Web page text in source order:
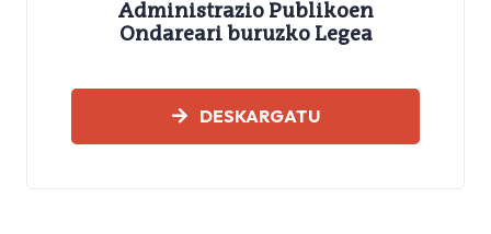
Administrazio Publikoen
Ondareari buruzko Legea
DESKARGATU